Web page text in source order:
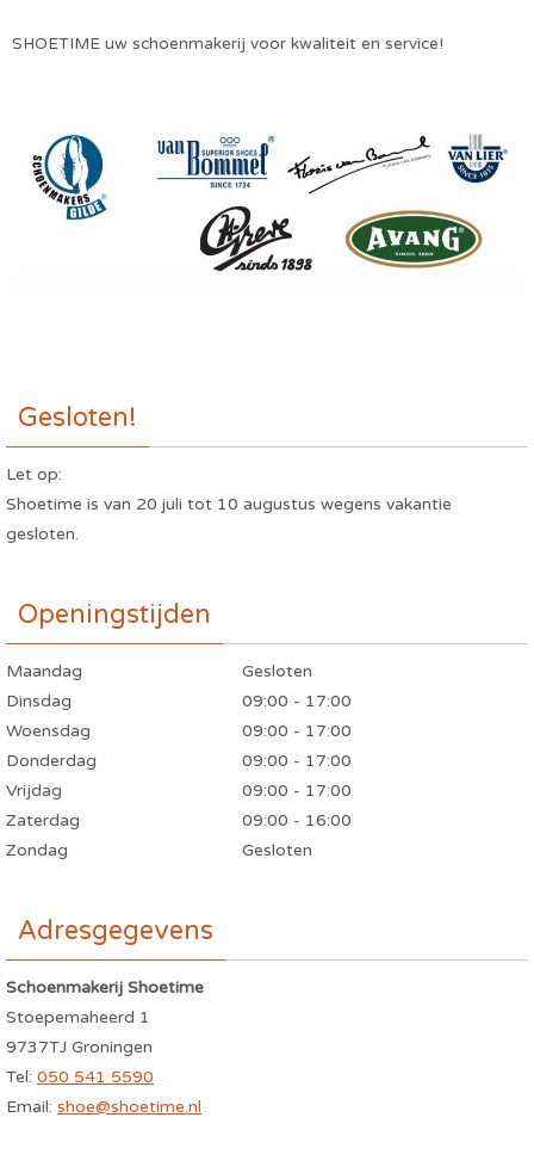
SHOETIME uw schoenmakerij voor kwaliteit en service!
Gesloten!
Let op:
Shoetime is van 20 juli tot 10 augustus wegens vakantie
gesloten.
Openingstijden
Maandag
Gesloten
Dinsdag
09:00 - 17:00
Woensdag
09:00 - 17:00
Donderdag
09:00 - 17:00
Vrijdag
09:00 - 17:00
Zaterdag
09:00 - 16:00
Zondag
Gesloten
Adresgegevens
Schoenmakerij Shoetime
Stoepemaheerd 1
9737TJ Groningen
Tel: 050 541 5590
Email: shoe@shoetime.nl